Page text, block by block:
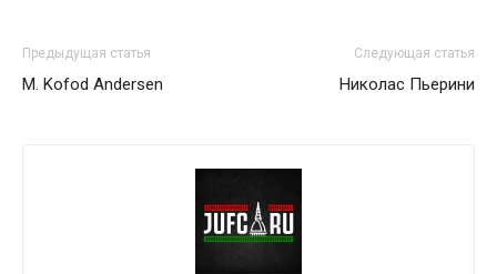
Предыдущая статья
M. Kofod Andersen
Следующая статья
Николас Пьерини